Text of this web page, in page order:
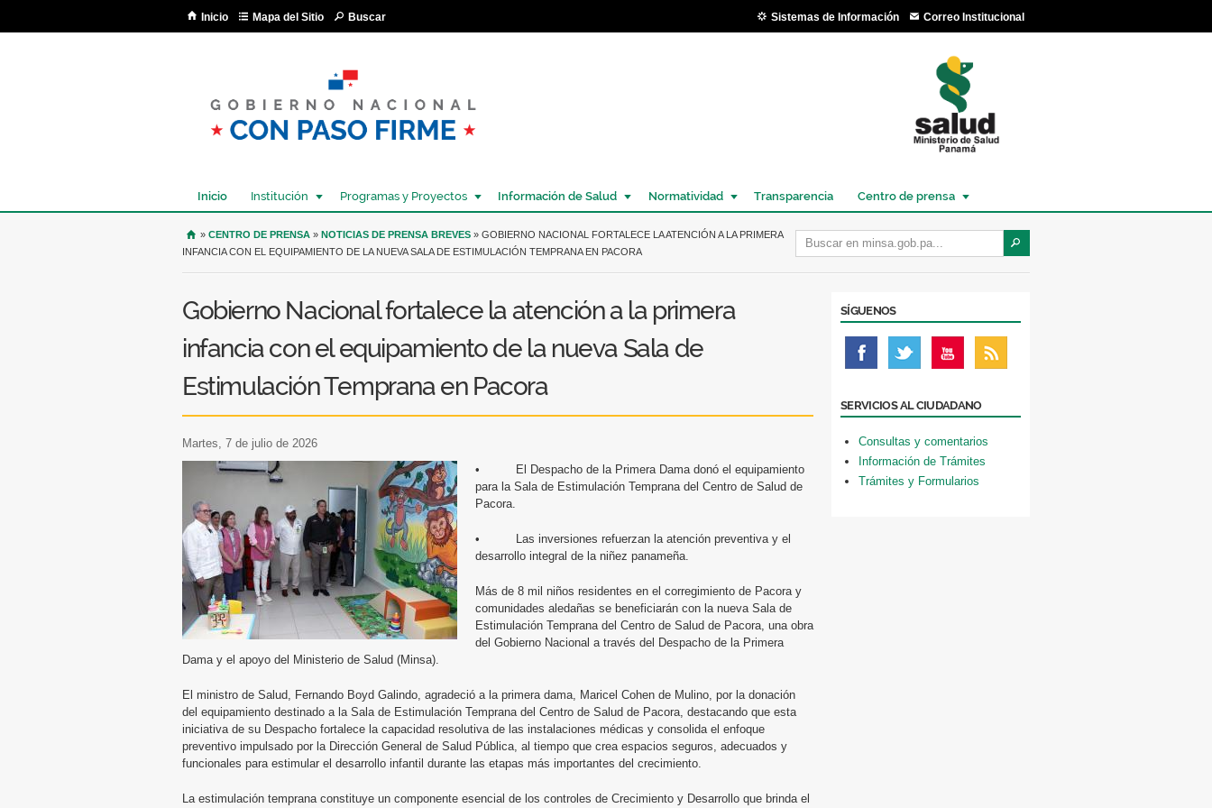
Inicio Mapa del Sitio Buscar Sistemas de Información Correo Institucional
Inicio Institución Programas y Proyectos Información de Salud Normatividad Transparencia Centro de prensa
USTED SE ENCUENTRA AQUÍ
» CENTRO DE PRENSA » NOTICIAS DE PRENSA BREVES » GOBIERNO NACIONAL FORTALECE LA ATENCIÓN A LA PRIMERA
INFANCIA CON EL EQUIPAMIENTO DE LA NUEVA SALA DE ESTIMULACIÓN TEMPRANA EN PACORA
Gobierno Nacional fortalece la atención a la primera
infancia con el equipamiento de la nueva Sala de
Estimulación Temprana en Pacora
martes, 7 de julio de 2026
• El Despacho de la Primera Dama donó el equipamiento
para la Sala de Estimulación Temprana del Centro de Salud de
Pacora.
• Las inversiones refuerzan la atención preventiva y el
desarrollo integral de la niñez panameña.
Más de 8 mil niños residentes en el corregimiento de Pacora y
comunidades aledañas se beneficiarán con la nueva Sala de
Estimulación Temprana del Centro de Salud de Pacora, una obra
del Gobierno Nacional a través del Despacho de la Primera
Dama y el apoyo del Ministerio de Salud (Minsa).
El ministro de Salud, Fernando Boyd Galindo, agradeció a la primera dama, Maricel Cohen de Mulino, por la donación
del equipamiento destinado a la Sala de Estimulación Temprana del Centro de Salud de Pacora, destacando que esta
iniciativa de su Despacho fortalece la capacidad resolutiva de las instalaciones médicas y consolida el enfoque
preventivo impulsado por la Dirección General de Salud Pública, al tiempo que crea espacios seguros, adecuados y
funcionales para estimular el desarrollo infantil durante las etapas más importantes del crecimiento.
La estimulación temprana constituye un componente esencial de los controles de Crecimiento y Desarrollo que brinda el
SÍGUENOS
SERVICIOS AL CIUDADANO
Consultas y comentarios
Información de Trámites
Trámites y Formularios